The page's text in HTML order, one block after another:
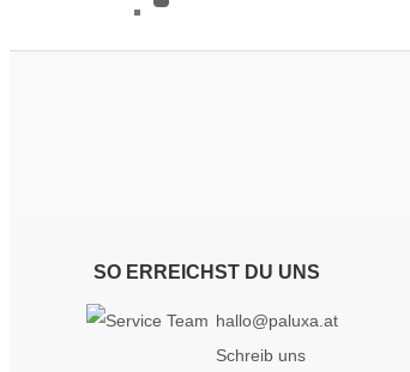
SO ERREICHST DU UNS
hallo@paluxa.at
Schreib uns